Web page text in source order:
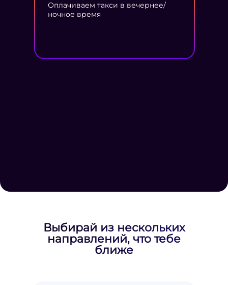
Оплачиваем такси в вечернее/
ночное время
Выбирай из нескольких
направлений, что тебе
ближе